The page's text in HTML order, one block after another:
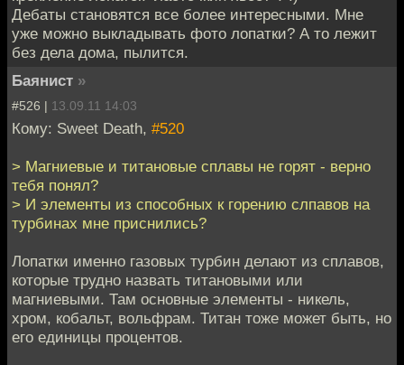
Дебаты становятся все более интересными. Мне
уже можно выкладывать фото лопатки? А то лежит
без дела дома, пылится.
Баянист »
#526 | 13.09.11 14:03
Кому: Sweet Death, #520
> Магниевые и титановые сплавы не горят - верно
тебя понял?
> И элементы из способных к горению слпавов на
турбинах мне приснились?
Лопатки именно газовых турбин делают из сплавов,
которые трудно назвать титановыми или
магниевыми. Там основные элементы - никель,
хром, кобальт, вольфрам. Титан тоже может быть, но
его единицы процентов.